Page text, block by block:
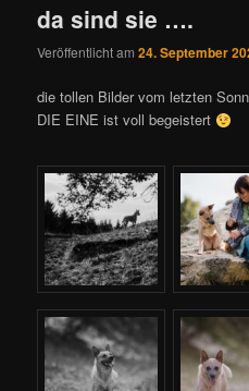
da sind sie ….
Veröffentlicht am24. September
die tollen Bilder vom letzten
DIE EINE ist voll begeistert